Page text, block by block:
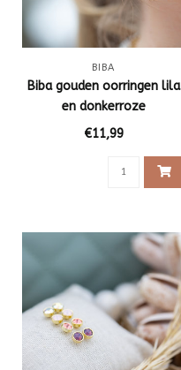
BIBA
Biba gouden oorringen lila
en donkerroze
€11,99